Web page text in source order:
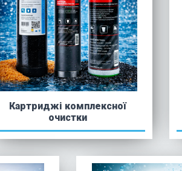
Картриджі комплексної
очистки